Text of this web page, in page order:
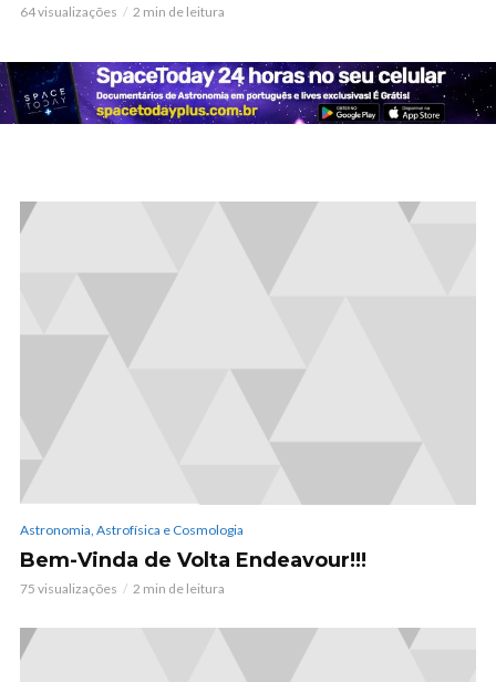
64 visualizações 2 min de leitura
Astronomia, Astrofísica e Cosmologia
Bem-Vinda de Volta Endeavour!!!
75 visualizações 2 min de leitura